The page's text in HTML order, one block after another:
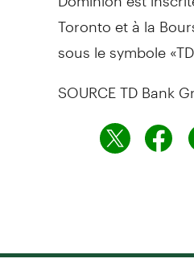
Torontoet à la
sous le symbole
SOURCE TD Bank